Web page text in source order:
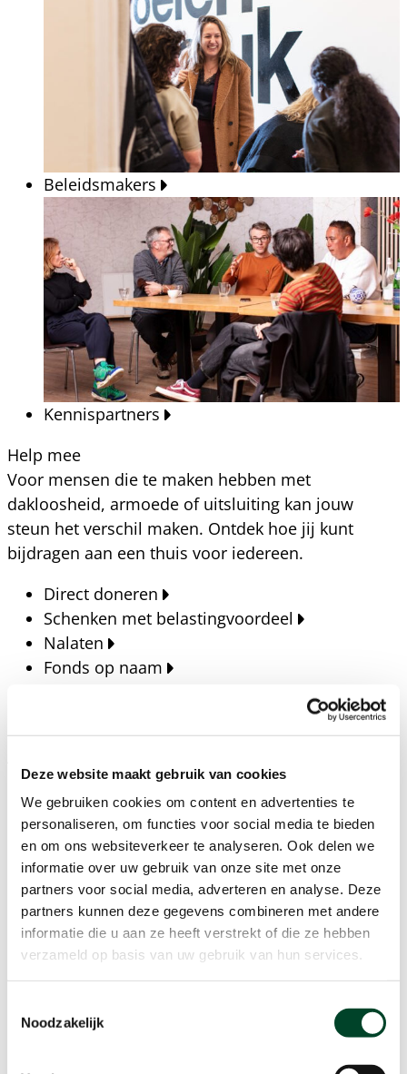
Deze website maakt gebruik van cookies
We gebruiken cookies om content en advertenties te
personaliseren, om functies voor social media te bieden
en om ons websiteverkeer te analyseren. Ook delen we
informatie over uw gebruik van onze site met onze
partners voor social media, adverteren en analyse. Deze
partners kunnen deze gegevens combineren met andere
informatie die u aan ze heeft verstrekt of die ze hebben
verzameld op basis van uw gebruik van hun services.
Noodzakelijk
Beleidsmakers
Kennispartners
Help mee
Voor mensen die te maken hebben met
dakloosheid, armoede of uitsluiting kan jouw
steun het verschil maken. Ontdek hoe jij kunt
bijdragen aan een thuis voor iedereen.
Direct doneren
Schenken met belastingvoordeel
Nalaten
Fonds op naam
Blijf op de hoogte van het laatste nieuws, verhalen,
publicaties en ontwikkelingen rondom Kansfonds
en onze missie.
Nieuwsberichten
Nieuws
Verhalen
Beeldbanken
Foto's bestaanszekerheid
Agenda